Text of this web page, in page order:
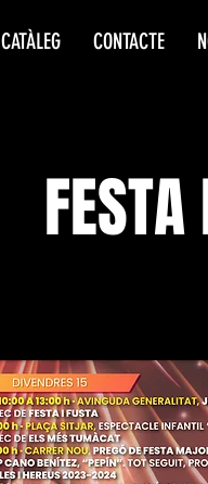
CATÀLEG CONTACTE